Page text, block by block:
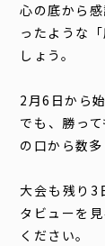
心の底から
ったような
しょう。
2月6日から
でも、勝っ
の口から数多
大会も残り3
タビューを
ください。